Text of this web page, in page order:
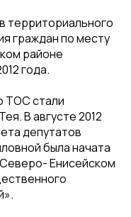
территориального
граждан по месту
районе
года.
ТОС стали
В августе 2012
депутатов
была начата
Енисейском